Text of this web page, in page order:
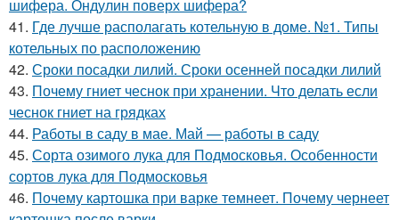
шифера. Ондулин поверх шифера?
41. Где лучше располагать котельную в доме. №1. Типы
котельных по расположению
42. Сроки посадки лилий. Сроки осенней посадки лилий
43. Почему гниет чеснок при хранении. Что делать если
чеснок гниет на грядках
44. Работы в саду в мае. Май — работы в саду
45. Сорта озимого лука для Подмосковья. Особенности
сортов лука для Подмосковья
46. Почему картошка при варке темнеет. Почему чернеет